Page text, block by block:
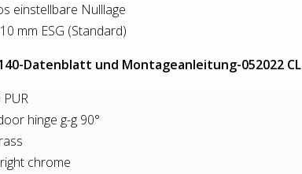
einstellbare Nulllage
mm ESG (Standard)
Datenblatt und Montageanleitung-052022 CL
hinge g-g 90°
chrome